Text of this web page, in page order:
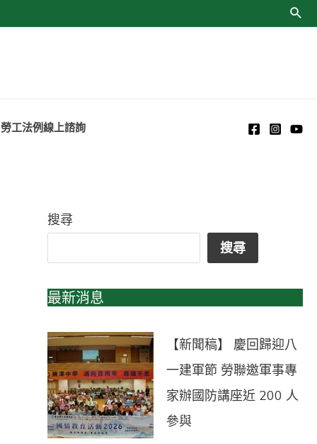
勞工法例線上諮詢
搜尋
搜尋
最新消息
【新聞稿】 慶回歸迎八
一建軍節 勞聯邀軍事專
家辦國防講座近 200 人
參與